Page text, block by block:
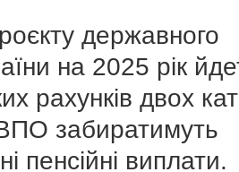
державного
на 2025 рік
рахунків двох
ВПО забиратимуть
пенсійні виплати.